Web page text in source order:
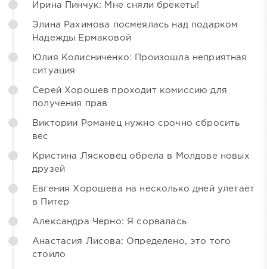
Ирина Пинчук: Мне сняли брекеты!
Элина Рахимова посмеялась над подарком
Надежды Ермаковой
Юлия Колисниченко: Произошла неприятная
ситуация
Серей Хорошев проходит комиссию для
получения прав
Виктории Романец нужно срочно сбросить
вес
Кристина Лясковец обрела в Молдове новых
друзей
Евгения Хорошева на несколько дней улетает
в Питер
Александра Черно: Я сорвалась
Анастасия Лисова: Определено, это того
стоило